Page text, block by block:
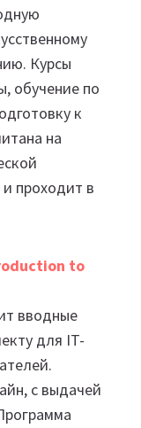
Курсы
обучение по
к
на
проходит в
to
вводные
для IT-
с выдачей